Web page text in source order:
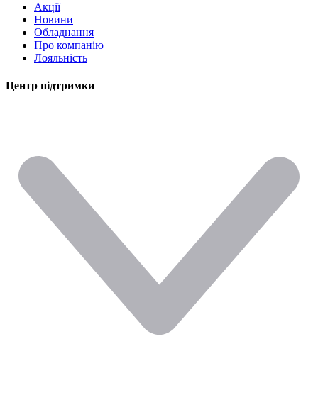
Акції
Новини
Обладнання
Про компанію
Лояльність
Центр підтримки